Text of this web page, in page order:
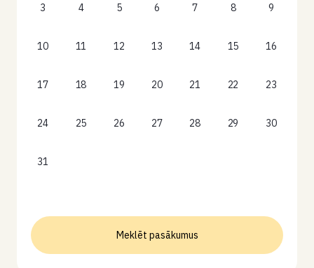
3 4 5 6 7 8 9
10 11 12 13 14 15 16
17 18 19 20 21 22 23
24 25 26 27 28 29 30
31
Meklēt pasākumus